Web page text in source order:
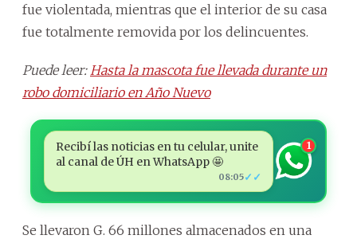
fue violentada, mientras que el interior de su casa
fue totalmente removida por los delincuentes.
Puede leer: Hasta la mascota fue llevada durante un
robo domiciliario en Año Nuevo
Recibí las noticias en tu celular, unite
al canal de ÚH en WhatsApp 🤩
08:05✓✓
1
Se llevaron G. 66 millones almacenados en una